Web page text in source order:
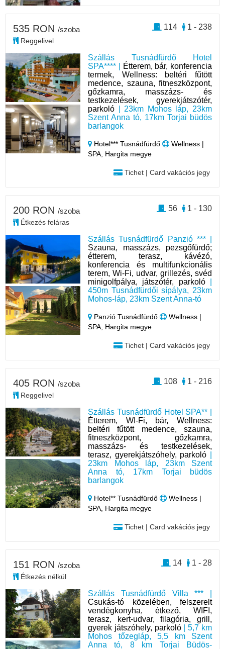
Szállás Tusnádfürdő Hotel
SPA**** |
Étterem, bár, konferencia
termek, Wellness: beltéri fűtött
medence, szauna, fitneszközpont,
gőzkamra, masszázs- és
testkezelések, gyerekjátszótér,
parkoló | 23km Mohos láp, 23km
Szent Anna tó, 17km Torjai büdös
barlangok
Hotel*** Tusnádfürdő
Wellness |
SPA, Hargita megye
Tichet | Card vakációs jegy
535 RON /szoba
Reggelivel
1 - 238
114
Szállás Tusnádfürdő Panzió *** |
Szauna, masszázs, pezsgőfürdő;
étterem, terasz, kávézó,
konferencia és multifunkcionális
terem, Wi-Fi, udvar, grillezés, svéd
minigolfpálya, játszótér, parkoló|
450m Tusnádfürdői sípálya, 23km
Mohos-láp, 23km Szent Anna-tó
Panzió Tusnádfürdő
Wellness |
SPA, Hargita megye
Tichet | Card vakációs jegy
200 RON /szoba
Étkezés feláras
1 - 130
56
Szállás Tusnádfürdő Hotel SPA** |
Étterem, WI-Fi, bár, Wellness:
beltéri fűtött medence, szauna,
fitneszközpont, gőzkamra,
masszázs- és testkezelések,
terasz, gyerekjátszóhely, parkoló
23km Mohos láp, 23km Szent
Anna tó, 17km Torjai büdös
barlangok
Hotel** Tusnádfürdő
Wellness |
SPA, Hargita megye
Tichet | Card vakációs jegy
405 RON /szoba
Reggelivel
1 - 216
108
Szállás Tusnádfürdő Villa *** |
Csukás-tó közelében, felszerelt
vendégkonyha, étkező, WIFI,
terasz, kert-udvar, filagória, grill,
gyerek játszóhely, parkoló| 5,7 km
Mohos tőzegláp, 5,5 km Szent
Anna tó, 8 km Torjai Büdös-
151 RON /szoba
Étkezés nélkül
1 - 28
14